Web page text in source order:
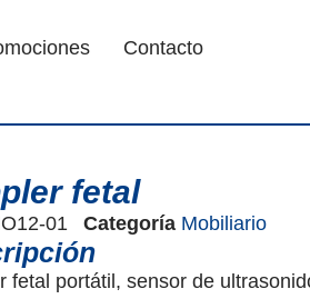
Contacto
fetal
01 Categoría Mobiliario
fetal portátil, sensor de